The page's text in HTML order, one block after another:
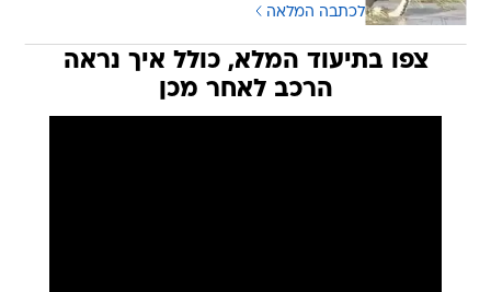
לכתבה המלאה
צפו בתיעוד המלא, כולל איך נראה
הרכב לאחר מכן